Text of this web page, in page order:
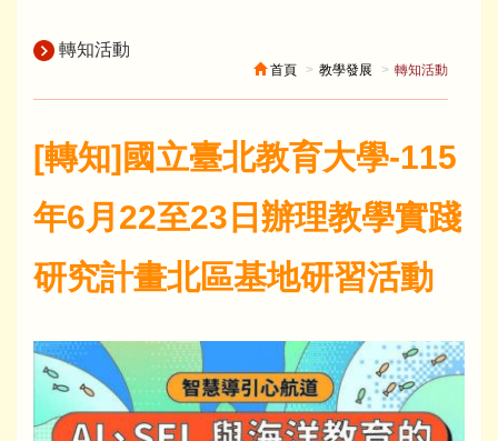
轉知活動
首頁 教學發展 轉知活動
​[轉知]國立臺北教育大學-115
年6月22至23日辦理教學實踐
研究計畫北區基地研習活動